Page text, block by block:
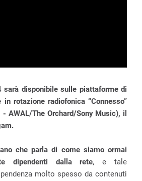
disponibile sulle piattaforme di
rotazione radiofonica “Connesso”
- AWAL/The Orchard/Sony Music), il
che parla di come siamo ormai
dipendenti dalla rete, e tale
molto spesso da contenuti